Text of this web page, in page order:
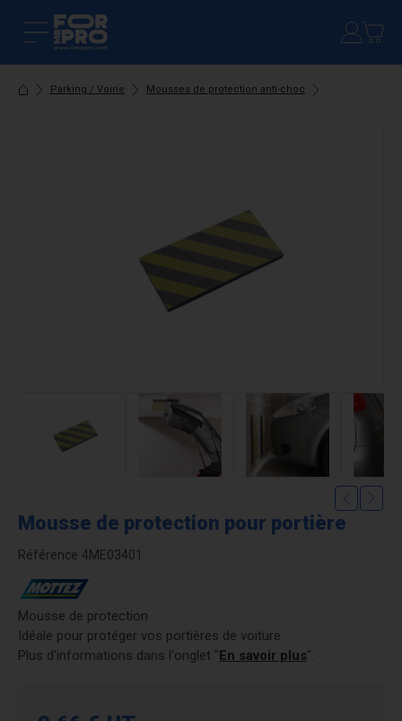
Parking / Voirie Mousses de protection anti-choc
Mousse de protection pour portière
Référence 4ME03401
Mousse de protection
Idéale pour protéger vos portières de voiture
Plus d'informations dans l'onglet "En savoir plus".